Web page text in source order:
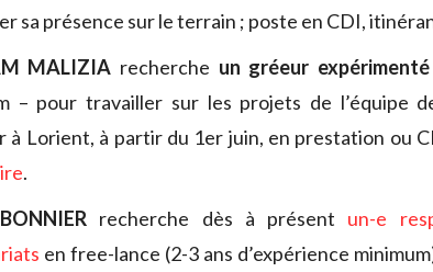
sa présence sur le terrain ; poste en CDI,
MALIZIA recherche un gréeur
– pour travailler sur les projets de l’équipe
à Lorient, à partir du 1er juin, en prestation ou
.
recherche dès à présent un-e
en free-lance (2-3 ans d’expérience